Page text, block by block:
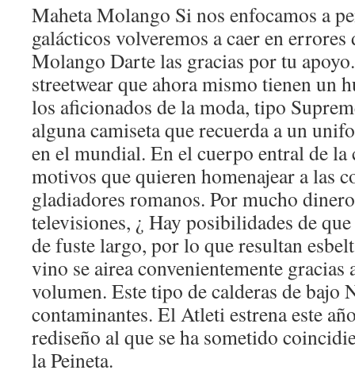
Maheta Molango Si nos enfocamos a
galácticos volveremos a caer en errores
Molango Darte las gracias por tu
streetwear que ahora mismo tienen un
los aficionados de la moda, tipo
alguna camiseta que recuerda a un
en el mundial. En el cuerpo entral de la
motivos que quieren homenajear a las
gladiadores romanos. Por mucho
televisiones, ¿ Hay posibilidades de
de fuste largo, por lo que resultan
vino se airea convenientemente gracias
volumen. Este tipo de calderas de bajo
contaminantes. El Atleti estrena este
rediseño al que se ha sometido
la Peineta.